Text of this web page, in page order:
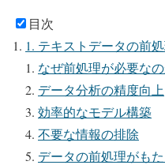
目次
1. テキストデータの前
なぜ前処理が必要なの
データ分析の精度向上
効率的なモデル構築
不要な情報の排除
データの前処理がも